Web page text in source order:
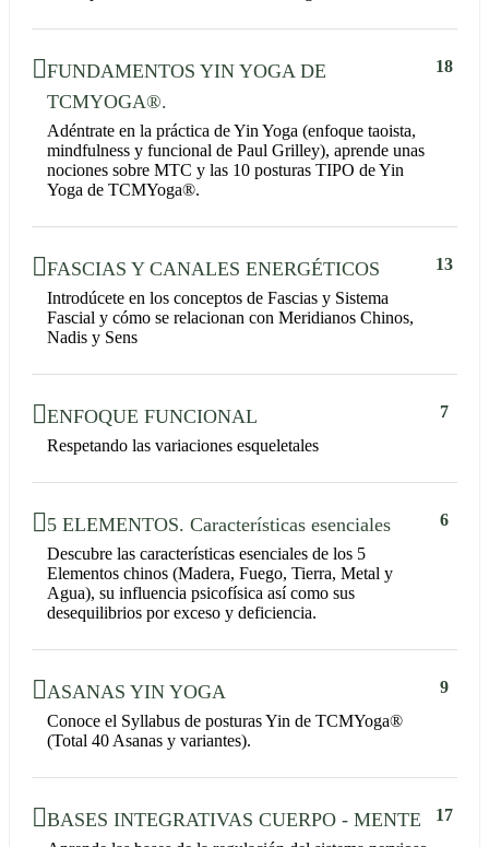
FUNDAMENTOS YIN YOGA DE
TCMYOGA®.
Adéntrate en la práctica de Yin Yoga (enfoque taoista,
mindfulness y funcional de Paul Grilley), aprende unas
nociones sobre MTC y las 10 posturas TIPO de Yin
Yoga de TCMYoga®.
18
FASCIAS Y CANALES ENERGÉTICOS
Introdúcete en los conceptos de Fascias y Sistema
Fascial y cómo se relacionan con Meridianos Chinos,
Nadis y Sens
13
ENFOQUE FUNCIONAL
Respetando las variaciones esqueletales
7
5 ELEMENTOS. Características esenciales
Descubre las características esenciales de los 5
Elementos chinos (Madera, Fuego, Tierra, Metal y
Agua), su influencia psicofísica así como sus
desequilibrios por exceso y deficiencia.
6
ASANAS YIN YOGA
Conoce el Syllabus de posturas Yin de TCMYoga®
(Total 40 Asanas y variantes).
9
BASES INTEGRATIVAS CUERPO - MENTE 17